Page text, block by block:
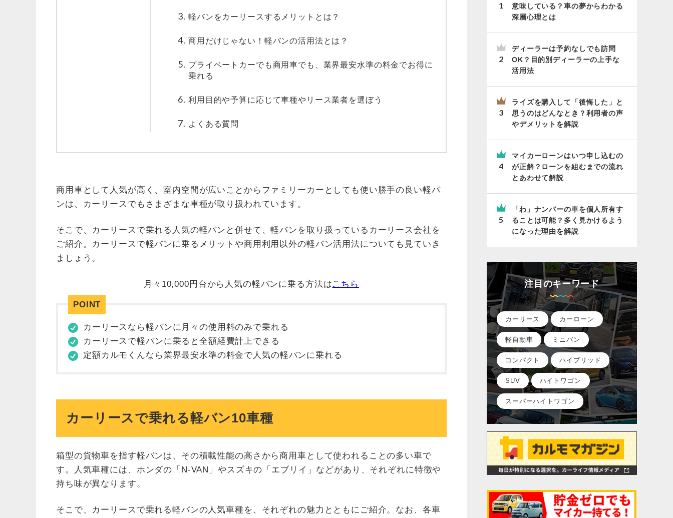
軽バンをカーリースするメリットとは？
商用だけじゃない！軽バンの活用法とは？
プライベートカーでも商用車でも、業界最安水準の料金でお得に
乗れる
利用目的や予算に応じて車種やリース業者を選ぼう
よくある質問
商用車として人気が高く、室内空間が広いことからファミリーカーとしても使い勝手の良い軽バ
ンは、カーリースでもさまざまな車種が取り扱われています。
そこで、カーリースで乗れる人気の軽バンと併せて、軽バンを取り扱っているカーリース会社を
ご紹介。カーリースで軽バンに乗るメリットや商用利用以外の軽バン活用法についても見ていき
ましょう。
月々10,000円台から人気の軽バンに乗る方法はこちら
カーリースなら軽バンに月々の使用料のみで乗れる
カーリースで軽バンに乗ると全額経費計上できる
定額カルモくんなら業界最安水準の料金で人気の軽バンに乗れる
カーリースで乗れる軽バン10車種
箱型の貨物車を指す軽バンは、その積載性能の高さから商用車として使われることの多い車で
す。人気車種には、ホンダの「N-VAN」やスズキの「エブリイ」などがあり、それぞれに特徴や
持ち味が異なります。
そこで、カーリースで乗れる軽バンの人気車種を、それぞれの魅力とともにご紹介。なお、各車
意味している？車の夢からわかる
深層心理とは
ディーラーは予約なしでも訪問
OK？目的別ディーラーの上手な
活用法
ライズを購入して「後悔した」と
思うのはどんなとき？利用者の声
やデメリットを解説
マイカーローンはいつ申し込むの
が正解？ローンを組むまでの流れ
とあわせて解説
「わ」ナンバーの車を個人所有す
ることは可能？多く見かけるよう
になった理由を解説
注目のキーワード
カーリース カーローン
軽自動車 ミニバン
コンパクト ハイブリッド
SUV ハイトワゴン
スーパーハイトワゴン